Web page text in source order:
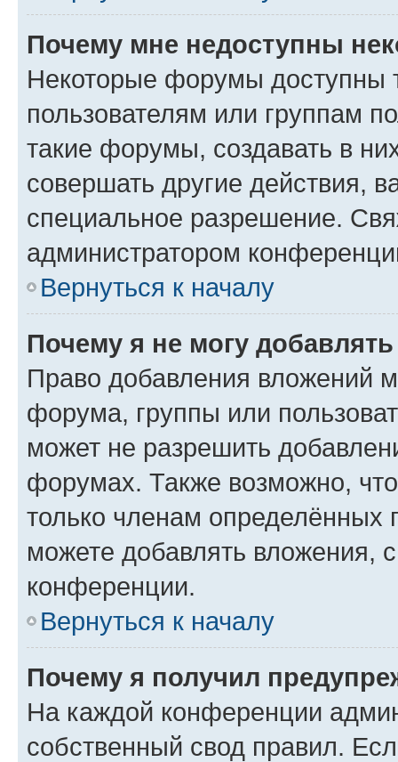
Почему мне недоступны
Некоторые форумы доступны
пользователям или группам
такие форумы, создавать в
совершать другие действия,
специальное разрешение.
администратором
Вернуться к началу
Почему я не могу
Право добавления вложений
форума, группы или
может не разрешить
форумах. Также возможно,
только членам определённых
можете добавлять вложения,
конференции.
Вернуться к началу
Почему я получил
На каждой конференции
собственный свод правил.